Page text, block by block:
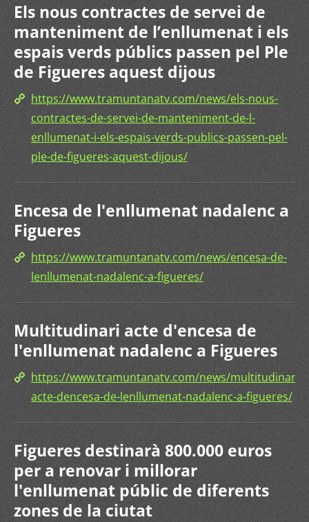
Els nous contractes de servei de
manteniment de l’enllumenat i els
espais verds públics passen pel Ple
de Figueres aquest dijous
https://www.tramuntanatv.com/news/els-nous-
contractes-de-servei-de-manteniment-de-l-
enllumenat-i-els-espais-verds-publics-passen-pel-
ple-de-figueres-aquest-dijous/
Encesa de l'enllumenat nadalenc a
Figueres
https://www.tramuntanatv.com/news/encesa-de-
lenllumenat-nadalenc-a-figueres/
Multitudinari acte d'encesa de
l'enllumenat nadalenc a Figueres
https://www.tramuntanatv.com/news/multitudinari-
acte-dencesa-de-lenllumenat-nadalenc-a-figueres/
Figueres destinarà 800.000 euros
per a renovar i millorar
l'enllumenat públic de diferents
zones de la ciutat